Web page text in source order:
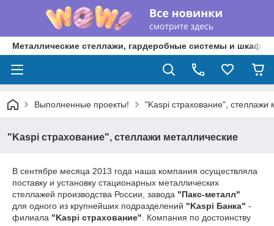
Металлические стеллажи, гардеробные системы и шкафы
Выполненные проекты! "Kaspi страхование", стеллажи
"Kaspi страхование", стеллажи металлические
В сентябре месяца 2013 года наша компания осуществляла
поставку и установку стационарных металлических
стеллажей производства России, завода "Пакс-металл"
для одного из крупнейших подразделений "Kaspi Банка" -
филиала "Kaspi страхование" . Компания по достоинству